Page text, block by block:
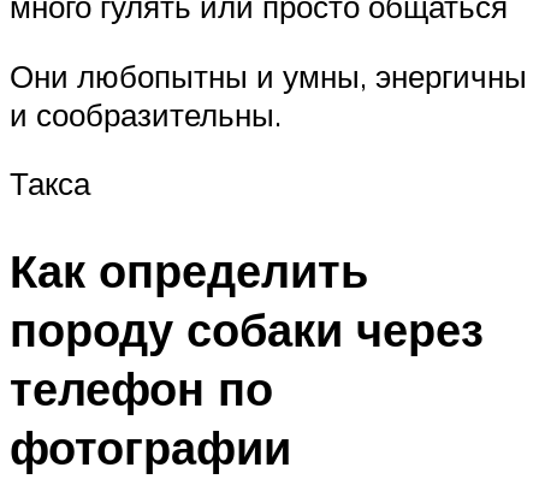
Они любопытны и умны, энергичны
и сообразительны.
Такса
Как определить
породу собаки через
телефон по
фотографии